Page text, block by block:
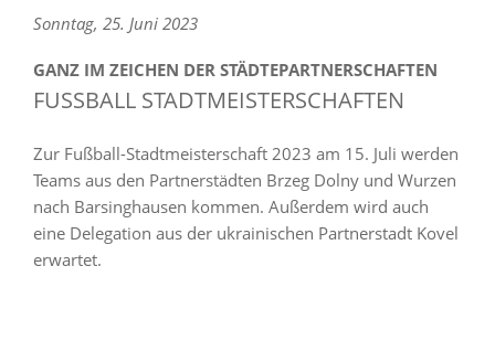
Sonntag, 25. Juni 2023
GANZ IM ZEICHEN DER STÄDTEPARTNERSCHAFTEN
FUSSBALL STADTMEISTERSCHAFTEN
Zur Fußball-Stadtmeisterschaft 2023 am 15. Juli werden
Teams aus den Partnerstädten Brzeg Dolny und Wurzen
nach Barsinghausen kommen. Außerdem wird auch
eine Delegation aus der ukrainischen Partnerstadt Kovel
erwartet.